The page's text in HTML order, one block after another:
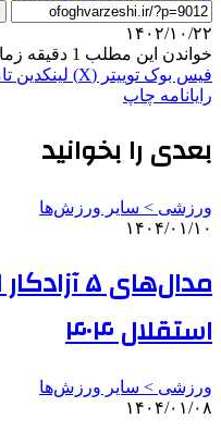
۱۴۰۲/۱۰/۲۲
خواندن این مطلب 1 دقیقه زمان میبرد
فیس بوک توییتر (X) لینکدین
رایانامه چاپ
بعدی را بخوانید
ورزشی > سایر ورزش‌ها
۱۴۰۴/۰۱/۱۰
مدال‌های ۵
استقلال ۴۰۴
ورزشی > سایر ورزش‌ها
۱۴۰۴/۰۱/۰۸